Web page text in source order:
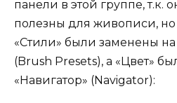
панели в этой группе, т.к.
полезны для живописи,
«Стили» были заменены
(Brush Presets), а «Цвет»
«Навигатор» (Navigator):